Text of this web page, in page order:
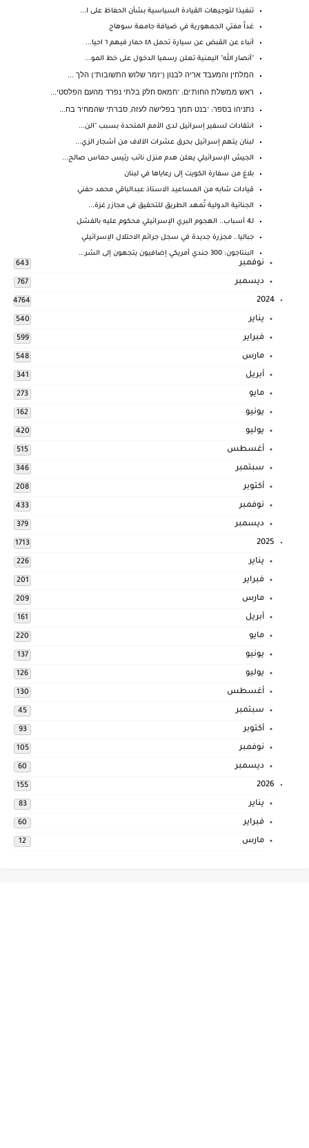
تنفيذا لتوجيهات القيادة السياسية بشأن الحفاظ على ا...
غداً مفتي الجمهورية في ضيافة جامعة سوهاج
أنباء عن القبض عن سيارة تحمل ٤٨ حمار فيهم ٦ احيا...
"أنصار الله" اليمنية تعلن رسميا الدخول على خط المو...
המלחין והמעבד אריה לבנון ("זמר שלוש התשובות") הלך ...
ראש ממשלת החות'ים: "חמאס חלק בלתי נפרד מהעם הפלסטי...
נתניהו בספר: "בנט תמך בפלישה לעזה, סברתי שהמחיר בח...
انتقادات لسفير إسرائيل لدى الأمم المتحدة بسبب "الن...
لبنان يتهم إسرائيل بحرق عشرات الآلاف من أشجار الزي...
الجيش الإسرائيلي يعلن هدم منزل نائب رئيس حماس صالح...
بلاغ من سفارة الكويت إلى رعاياها في لبنان
قيادات شابه من المساعيد الاستاذ عبدالباقي محمد حفني
الجنائية الدولية تٌمهد الطريق للتحقيق فى مجازر غزة...
لـ4 أسباب.. الهجوم البري الإسرائيلي محكوم عليه بالفشل
جباليا.. مجزرة جديدة في سجل جرائم الاحتلال الإسرائيلي
البنتاجون: 300 جندي أمريكي إضافيون يتجهون إلى الشر...
نوفمبر 643
ديسمبر 767
2024
4764
يناير 540
فبراير 599
مارس 548
أبريل 341
مايو 273
يونيو 162
يوليو 420
أغسطس 515
سبتمبر 346
أكتوبر 208
نوفمبر 433
ديسمبر 379
2025
1713
يناير 226
فبراير 201
مارس 209
أبريل 161
مايو 220
يونيو 137
يوليو 126
أغسطس 130
سبتمبر 45
أكتوبر 93
نوفمبر 105
ديسمبر 60
2026
155
يناير 83
فبراير 60
مارس 12